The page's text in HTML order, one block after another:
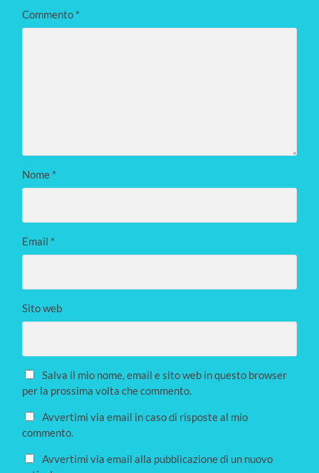
Commento *
Nome *
Email *
Sito web
Salva il mio nome, email e sito web in questo browser
per la prossima volta che commento.
Avvertimi via email in caso di risposte al mio
commento.
Avvertimi via email alla pubblicazione di un nuovo